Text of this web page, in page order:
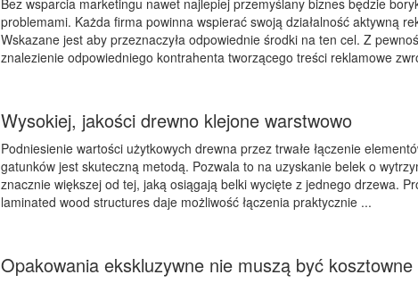
Bez wsparcia marketingu nawet najlepiej przemyślany biznes będzie
problemami. Każda firma powinna wspierać swoją działalność aktywną
Wskazane jest aby przeznaczyła odpowiednie środki na ten cel. Z
znalezienie odpowiedniego kontrahenta tworzącego treści reklamowe
Wysokiej, jakości drewno klejone warstwowo
Podniesienie wartości użytkowych drewna przez trwałe łączenie
gatunków jest skuteczną metodą. Pozwala to na uzyskanie belek o
znacznie większej od tej, jaką osiągają belki wycięte z jednego drzewa.
laminated wood structures daje możliwość łączenia praktycznie ...
Opakowania ekskluzywne nie muszą być kosztowne